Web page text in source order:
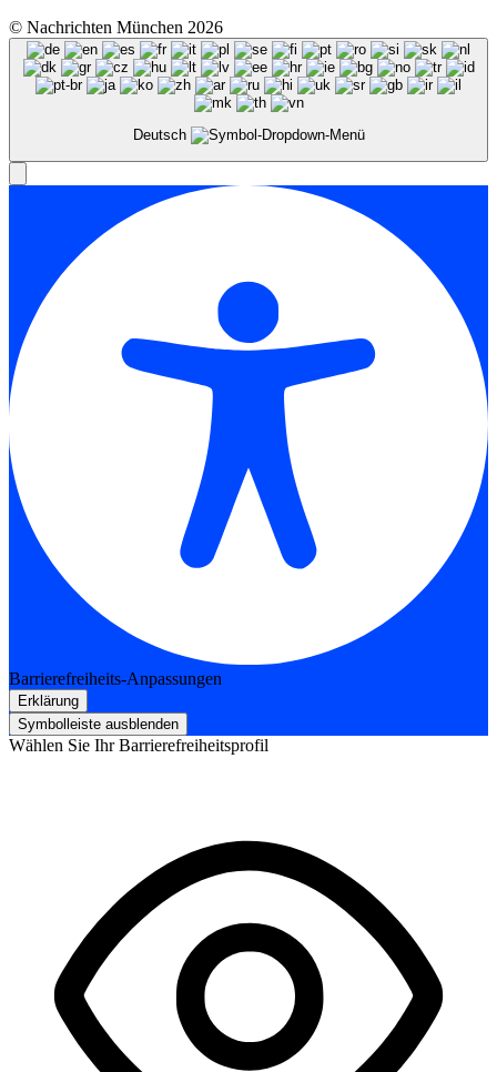
© Nachrichten München 2026
Deutsch
Barrierefreiheits-Anpassungen
Erklärung
Symbolleiste ausblenden
Wählen Sie Ihr Barrierefreiheitsprofil